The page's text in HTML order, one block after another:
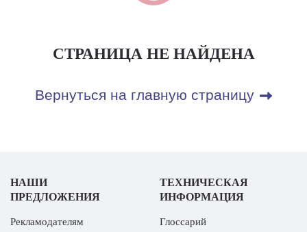
СТРАНИЦА НЕ НАЙДЕНА
Вернуться на главную страницу
НАШИ
ПРЕДЛОЖЕНИЯ
Рекламодателям
ТЕХНИЧЕСКАЯ
ИНФОРМАЦИЯ
Глоссарий